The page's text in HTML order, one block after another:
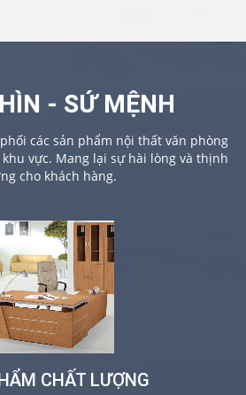
- SỨ MỆNH
các sản phẩm nội thất văn phòng
vực. Mang lại sự hài lòng và thịnh
cho khách hàng.
CHẤT LƯỢNG